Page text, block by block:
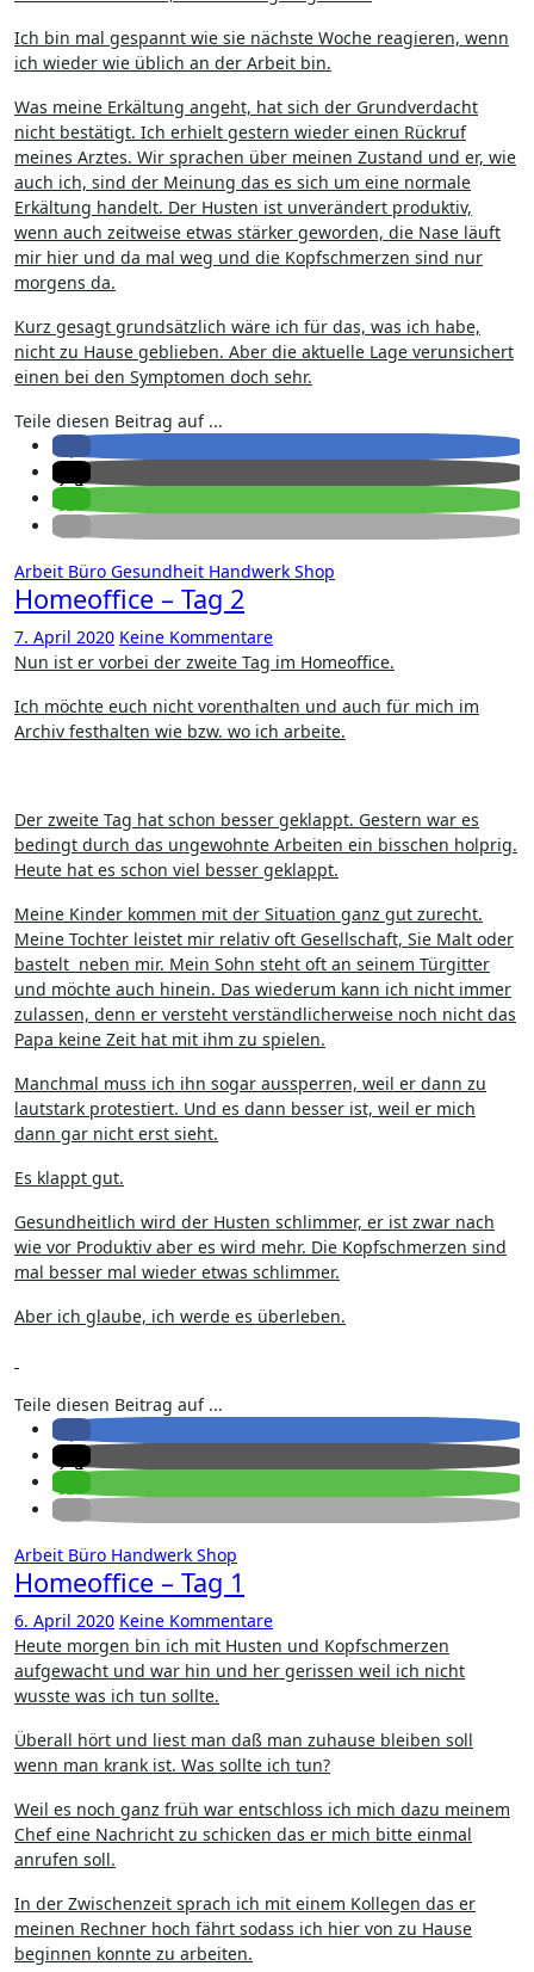
Ich bin mal gespannt wie sie nächste Woche reagieren, wenn
ich wieder wie üblich an der Arbeit bin.
Was meine Erkältung angeht, hat sich der Grundverdacht
nicht bestätigt. Ich erhielt gestern wieder einen Rückruf
meines Arztes. Wir sprachen über meinen Zustand und er, wie
auch ich, sind der Meinung das es sich um eine normale
Erkältung handelt. Der Husten ist unverändert produktiv,
wenn auch zeitweise etwas stärker geworden, die Nase läuft
mir hier und da mal weg und die Kopfschmerzen sind nur
morgens da.
Kurz gesagt grundsätzlich wäre ich für das, was ich habe,
nicht zu Hause geblieben. Aber die aktuelle Lage verunsichert
einen bei den Symptomen doch sehr.
Teile diesen Beitrag auf ...
Arbeit Büro Gesundheit Handwerk Shop
Homeoffice – Tag 2
7. April 2020 Keine Kommentare
Nun ist er vorbei der zweite Tag im Homeoffice.
Ich möchte euch nicht vorenthalten und auch für mich im
Archiv festhalten wie bzw. wo ich arbeite.
Der zweite Tag hat schon besser geklappt. Gestern war es
bedingt durch das ungewohnte Arbeiten ein bisschen holprig.
Heute hat es schon viel besser geklappt.
Meine Kinder kommen mit der Situation ganz gut zurecht.
Meine Tochter leistet mir relativ oft Gesellschaft, Sie Malt oder
bastelt neben mir. Mein Sohn steht oft an seinem Türgitter
und möchte auch hinein. Das wiederum kann ich nicht immer
zulassen, denn er versteht verständlicherweise noch nicht das
Papa keine Zeit hat mit ihm zu spielen.
Manchmal muss ich ihn sogar aussperren, weil er dann zu
lautstark protestiert. Und es dann besser ist, weil er mich
dann gar nicht erst sieht.
Es klappt gut.
Gesundheitlich wird der Husten schlimmer, er ist zwar nach
wie vor Produktiv aber es wird mehr. Die Kopfschmerzen sind
mal besser mal wieder etwas schlimmer.
Aber ich glaube, ich werde es überleben.
Teile diesen Beitrag auf ...
Arbeit Büro Handwerk Shop
Homeoffice – Tag 1
6. April 2020 Keine Kommentare
Heute morgen bin ich mit Husten und Kopfschmerzen
aufgewacht und war hin und her gerissen weil ich nicht
wusste was ich tun sollte.
Überall hört und liest man daß man zuhause bleiben soll
wenn man krank ist. Was sollte ich tun?
Weil es noch ganz früh war entschloss ich mich dazu meinem
Chef eine Nachricht zu schicken das er mich bitte einmal
anrufen soll.
In der Zwischenzeit sprach ich mit einem Kollegen das er
meinen Rechner hoch fährt sodass ich hier von zu Hause
beginnen konnte zu arbeiten.